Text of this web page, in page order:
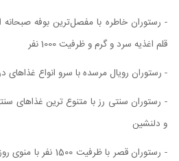
قلم اغذیه سرد و گرم و ظرفیت 1000 نفر
- رستوران رویال مرسده با سرو انواع غذاهای
- رستوران سنتی رز با متنوع ترین غذاهای
و دلنشین
- رستوران قصر با